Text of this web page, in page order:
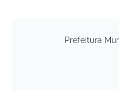
Prefeitura